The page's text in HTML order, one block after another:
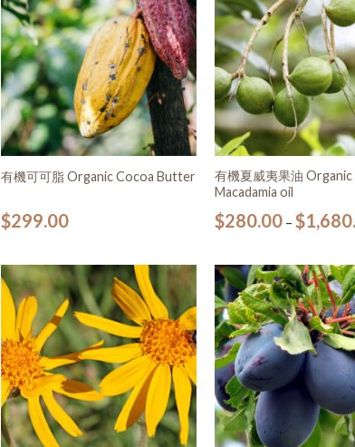
加入
願望
清單
有機可可脂 Organic Cocoa Butter
$299.00
有機夏威夷果油 Organic
Macadamia oil
$280.00– $
加入
願望
清單